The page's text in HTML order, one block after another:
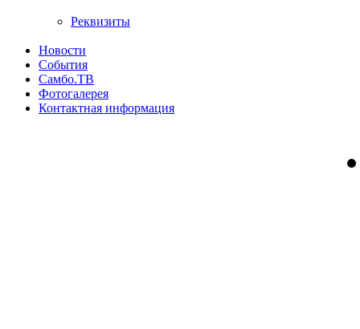
Реквизиты
Новости
События
Самбо.ТВ
Фотогалерея
Контактная информация